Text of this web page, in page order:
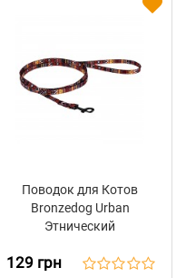
Поводок для Котов
Bronzedog Urban
Этнический
Оранжевый
129 грн